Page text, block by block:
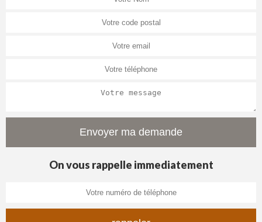
On vous rappelle immediatement